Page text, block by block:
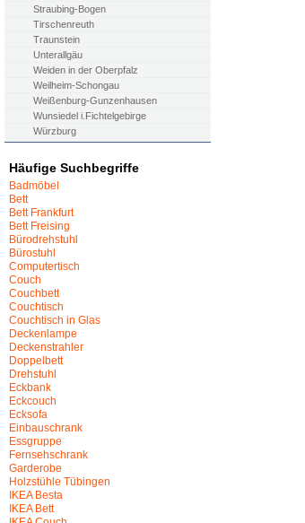
Straubing-Bogen
Tirschenreuth
Traunstein
Unterallgäu
Weiden in der Oberpfalz
Weilheim-Schongau
Weißenburg-Gunzenhausen
Wunsiedel i.Fichtelgebirge
Würzburg
Häufige Suchbegriffe
Badmöbel
Bett
Bett Frankfurt
Bett Freising
Bürodrehstuhl
Bürostuhl
Computertisch
Couch
Couchbett
Couchtisch
Couchtisch in Glas
Deckenlampe
Deckenstrahler
Doppelbett
Drehstuhl
Eckbank
Eckcouch
Ecksofa
Einbauschrank
Essgruppe
Fernsehschrank
Garderobe
Holzstühle Tübingen
IKEA Besta
IKEA Bett